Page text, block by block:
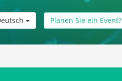
Planen Sie ein Event?